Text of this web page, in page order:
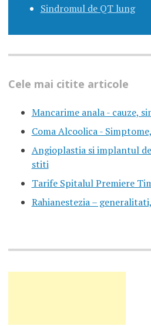
Sindromul de QT lung
Cele mai citite articole
Mancarime anala - cauze,
Coma Alcoolica -
Angioplastia si implantul
stiti
Tarife Spitalul Premiere
Rahianestezia –